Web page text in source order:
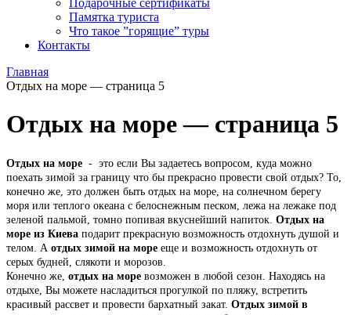
Подарочные сертификаты
Памятка туриста
Что такое ”горящие” туры
Контакты
Главная
Отдых на море — страница 5
Отдых на море — страница 5
Отдых на море - это если Вы задаетесь вопросом, куда можно
поехать зимой за границу что бы прекрасно провести свой отдых? То,
конечно же, это должен быть отдых на море, на солнечном берегу
моря или теплого океана с белоснежным песком, лежа на лежаке под
зеленой пальмой, томно попивая вкуснейший напиток. Отдых на
море из Киева подарит прекрасную возможность отдохнуть душой и
телом. А отдых зимой на море еще и возможность отдохнуть от
серых будней, слякоти и морозов.
Конечно же, отдых на море возможен в любой сезон. Находясь на
отдыхе, Вы можете насладиться прогулкой по пляжу, встретить
красивый рассвет и провести бархатный закат. Отдых зимой в